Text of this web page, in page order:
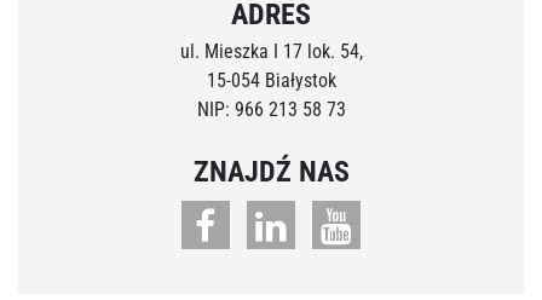
ADRES
ul. Mieszka I 17 lok. 54,
15-054 Białystok
NIP: 966 213 58 73
ZNAJDŹ NAS